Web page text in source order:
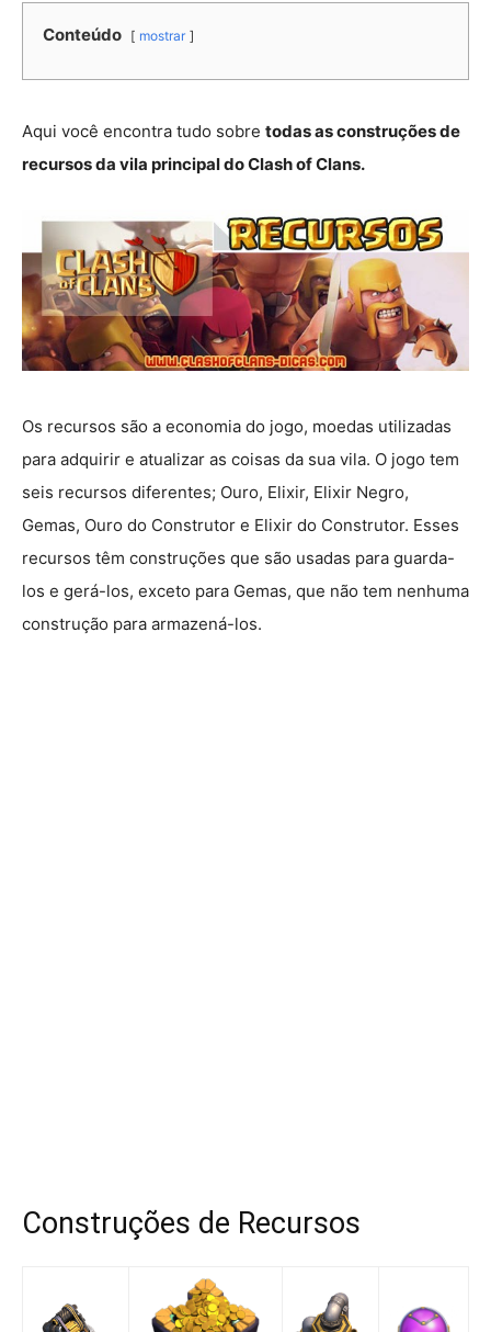
Conteúdo mostrar
Aqui você encontra tudo sobre todas as construções de
recursos da vila principal do Clash of Clans.
Os recursos são a economia do jogo, moedas utilizadas
para adquirir e atualizar as coisas da sua vila. O jogo tem
seis recursos diferentes; Ouro, Elixir, Elixir Negro,
Gemas, Ouro do Construtor e Elixir do Construtor. Esses
recursos têm construções que são usadas para guarda-
los e gerá-los, exceto para Gemas, que não tem nenhuma
construção para armazená-los.
Construções de Recursos